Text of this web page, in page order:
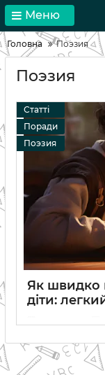
Меню
Головна Поэзия
Поэзия
Статті
Поради
Поэзия
Як швидко
діти: